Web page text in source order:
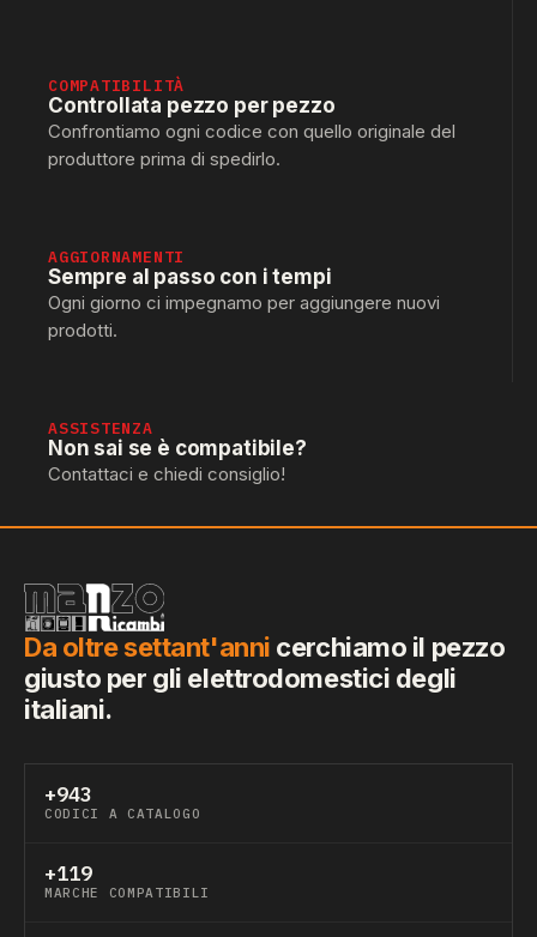
COMPATIBILITÀ
Controllata pezzo per pezzo
Confrontiamo ogni codice con quello originale del
produttore prima di spedirlo.
AGGIORNAMENTI
Sempre al passo con i tempi
Ogni giorno ci impegnamo per aggiungere nuovi
prodotti.
ASSISTENZA
Non sai se è compatibile?
Contattaci e chiedi consiglio!
Da oltre settant'anni cerchiamo il pezzo
giusto per gli elettrodomestici degli
italiani.
+943
CODICI A CATALOGO
+119
MARCHE COMPATIBILI